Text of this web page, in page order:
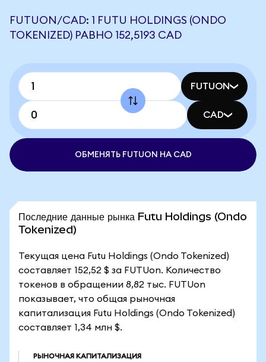
FUTUON/CAD: 1 FUTU HOLDINGS (ONDO
TOKENIZED) РАВНО 152,5193 CAD
FUTUON
CAD
ОБМЕНЯТЬ FUTUON НА CAD
Последние данные рынка Futu Holdings (Ondo
Tokenized)
Текущая цена Futu Holdings (Ondo Tokenized)
составляет 152,52 $ за FUTUon. Количество
токенов в обращении 8,82 тыс. FUTUon
показывает, что общая рыночная
капитализация Futu Holdings (Ondo Tokenized)
составляет 1,34 млн $.
РЫНОЧНАЯ КАПИТАЛИЗАЦИЯ